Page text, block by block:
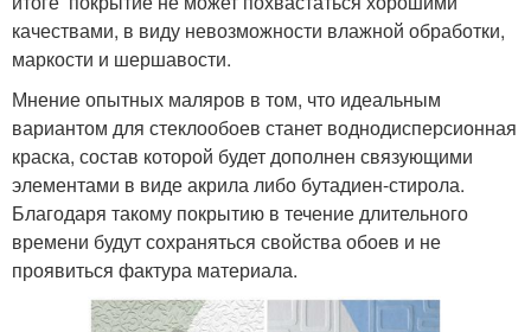
качествами, в виду невозможности влажной обработки,
маркости и шершавости.
Мнение опытных маляров в том, что идеальным
вариантом для стеклообоев станет воднодисперсионная
краска, состав которой будет дополнен связующими
элементами в виде акрила либо бутадиен-стирола.
Благодаря такому покрытию в течение длительного
времени будут сохраняться свойства обоев и не
проявиться фактура материала.